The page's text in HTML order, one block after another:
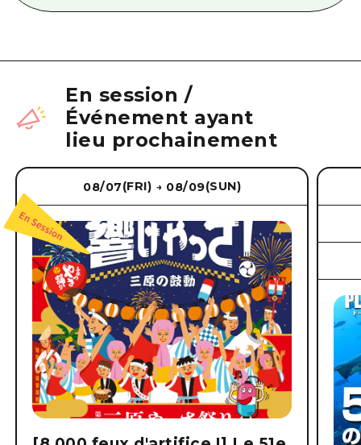
En session /
Événement ayant
lieu prochainement
08/07(FRI) → 08/09(SUN)